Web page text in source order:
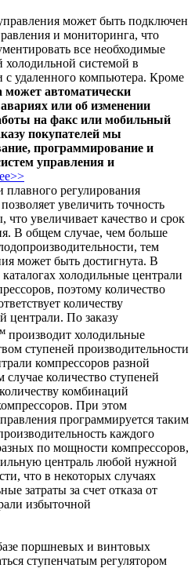
может быть подключен
и мониторинга, что
все необходимые
холодильной системой в
с удаленного компьютера. Кроме
может автоматически
или об изменении
на факс или мобильный
покупателей мы
программирование и
управления и
регулирования
увеличить точность
что увеличивает качество и срок
В общем случае, чем больше
тем
может быть достигнута. В
холодильные централи
поэтому количество
количеству
централи. По заказу
производит холодильные
ступеней производительности
компрессоров разной
количество ступеней
комбинаций
При этом
программируется таким
каждого
по мощности компрессоров,
централь любой нужной
что в некоторых случаях
затраты за счет отказа от
избыточной
поршневых и винтовых
ступенчатым регулятором